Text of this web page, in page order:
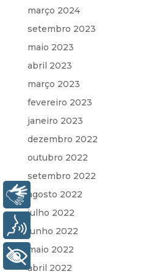
março 2024
setembro 2023
maio 2023
abril 2023
março 2023
fevereiro 2023
janeiro 2023
dezembro 2022
outubro 2022
setembro 2022
agosto 2022
julho 2022
junho 2022
maio 2022
abril 2022
Libras
Voz
+ Acessibilidade